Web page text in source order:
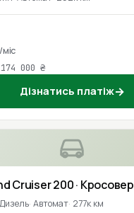
000 ₴
Дізнатись платіж→
Cruiser 200· Кросовер
Автомат 277к км